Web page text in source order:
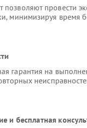
провести
минимизируя время
гарантия на
и бесплатная